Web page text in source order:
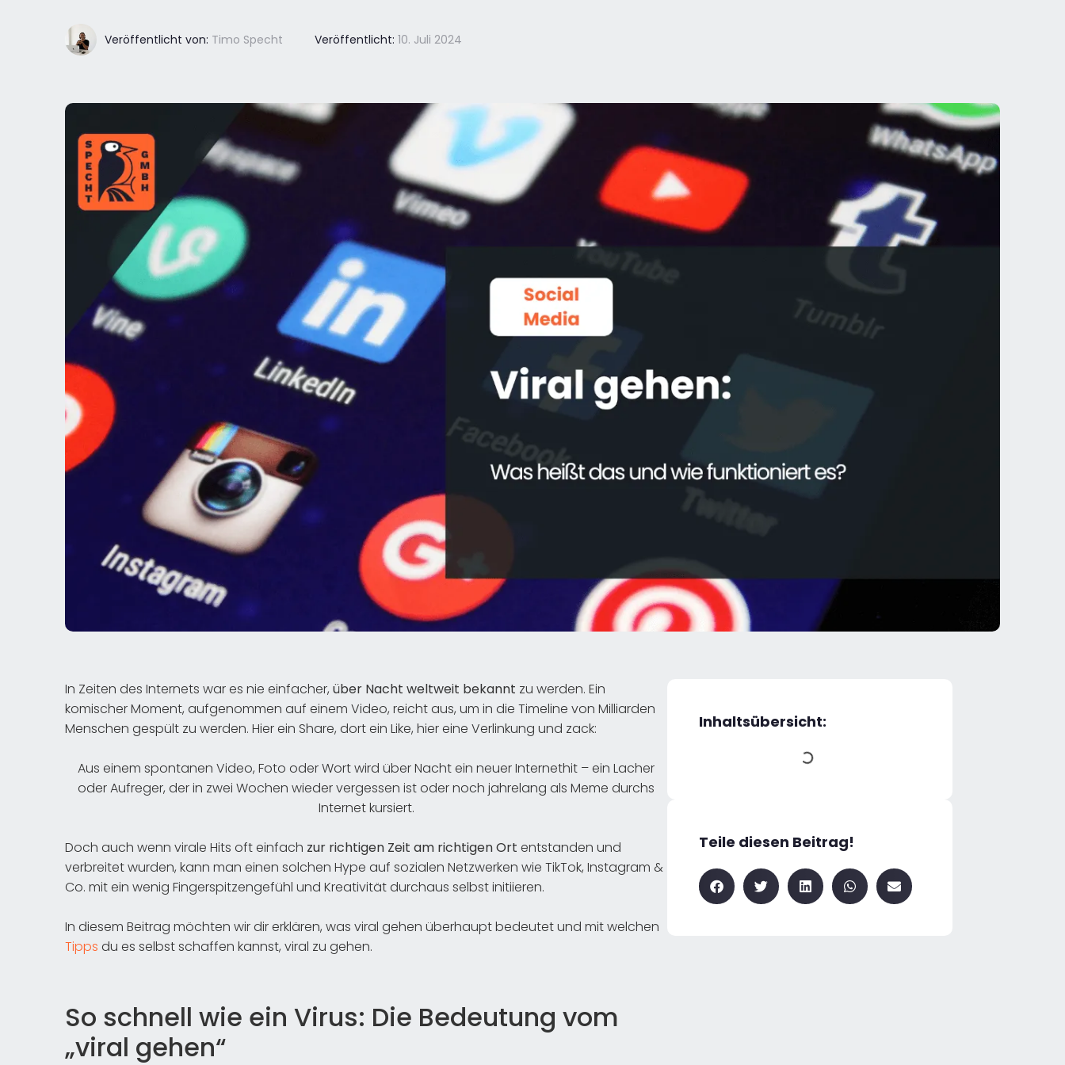
Veröffentlicht von: Timo Specht Veröffentlicht: 10. Juli 2024
In Zeiten des Internets war es nie einfacher, über Nacht weltweit bekannt zu werden. Ein
komischer Moment, aufgenommen auf einem Video, reicht aus, um in die Timeline von Milliarden
Menschen gespült zu werden. Hier ein Share, dort ein Like, hier eine Verlinkung und zack:
Aus einem spontanen Video, Foto oder Wort wird über Nacht ein neuer Internethit – ein Lacher
oder Aufreger, der in zwei Wochen wieder vergessen ist oder noch jahrelang als Meme durchs
Internet kursiert.
Doch auch wenn virale Hits oft einfach zur richtigen Zeit am richtigen Ort entstanden und
verbreitet wurden, kann man einen solchen Hype auf sozialen Netzwerken wie TikTok, Instagram &
Co. mit ein wenig Fingerspitzengefühl und Kreativität durchaus selbst initiieren.
In diesem Beitrag möchten wir dir erklären, was viral gehen überhaupt bedeutet und mit welchen
Tipps du es selbst schaffen kannst, viral zu gehen.
So schnell wie ein Virus: Die Bedeutung vom
„viral gehen“
Inhaltsübersicht:
Teile diesen Beitrag!